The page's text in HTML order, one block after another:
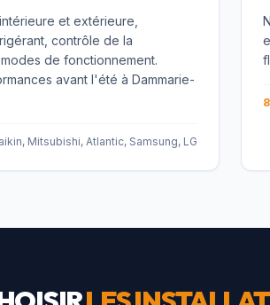
et extérieure,
contrôle de la
de fonctionnement.
avant l'été à Dammarie-
Mitsubishi, Atlantic, Samsung, LG